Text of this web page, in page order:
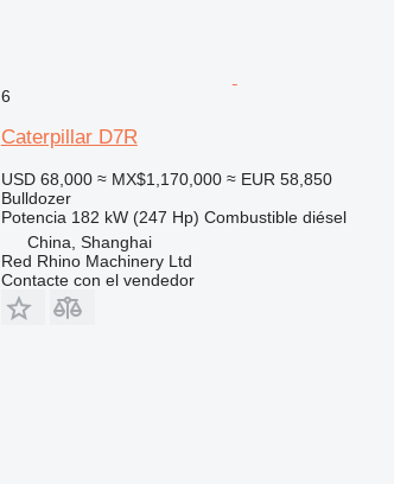
6
Caterpillar D7R
USD 68,000 ≈ MX$1,170,000 ≈ EUR 58,850
Bulldozer
Potencia 182 kW (247 Hp) Combustible diésel
China, Shanghai
Red Rhino Machinery Ltd
Contacte con el vendedor